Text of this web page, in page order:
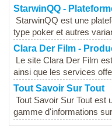
StarwinQQ -
StarwinQQ est une
type poker et autres
Clara Der Film -
Le site Clara Der Film
ainsi que les services
Tout Savoir Sur Tout
Tout Savoir Sur Tout est
gamme d'informations